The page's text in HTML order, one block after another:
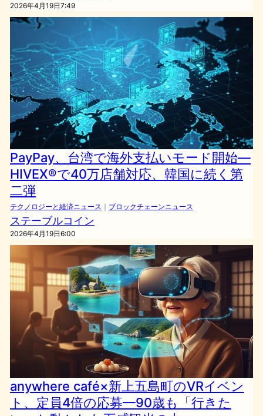
2026年4月19日7:49
PayPay、台湾で海外支払いモード開始—
HIVEX®で40万店舗対応、韓国に続く第
二弾
テクノロジーと経済ニュース ｜ ブロックチェーンニュース
ステーブルコイン
2026年4月19日6:00
anywhere café×新上五島町のVRイベン
ト、定員4倍の応募—90歳も「行きた